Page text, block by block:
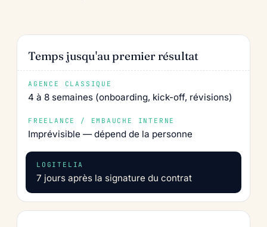
Temps jusqu'au premier résultat
4 à 8 semaines (onboarding, kick-off, révisions)
Imprévisible — dépend de la personne
7 jours après la signature du contrat